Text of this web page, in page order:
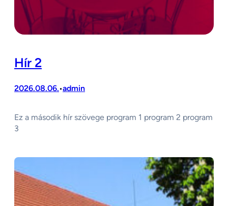
Hír 2
2026.08.06.•admin
Ez a második hír szövege program 1 program 2 program
3